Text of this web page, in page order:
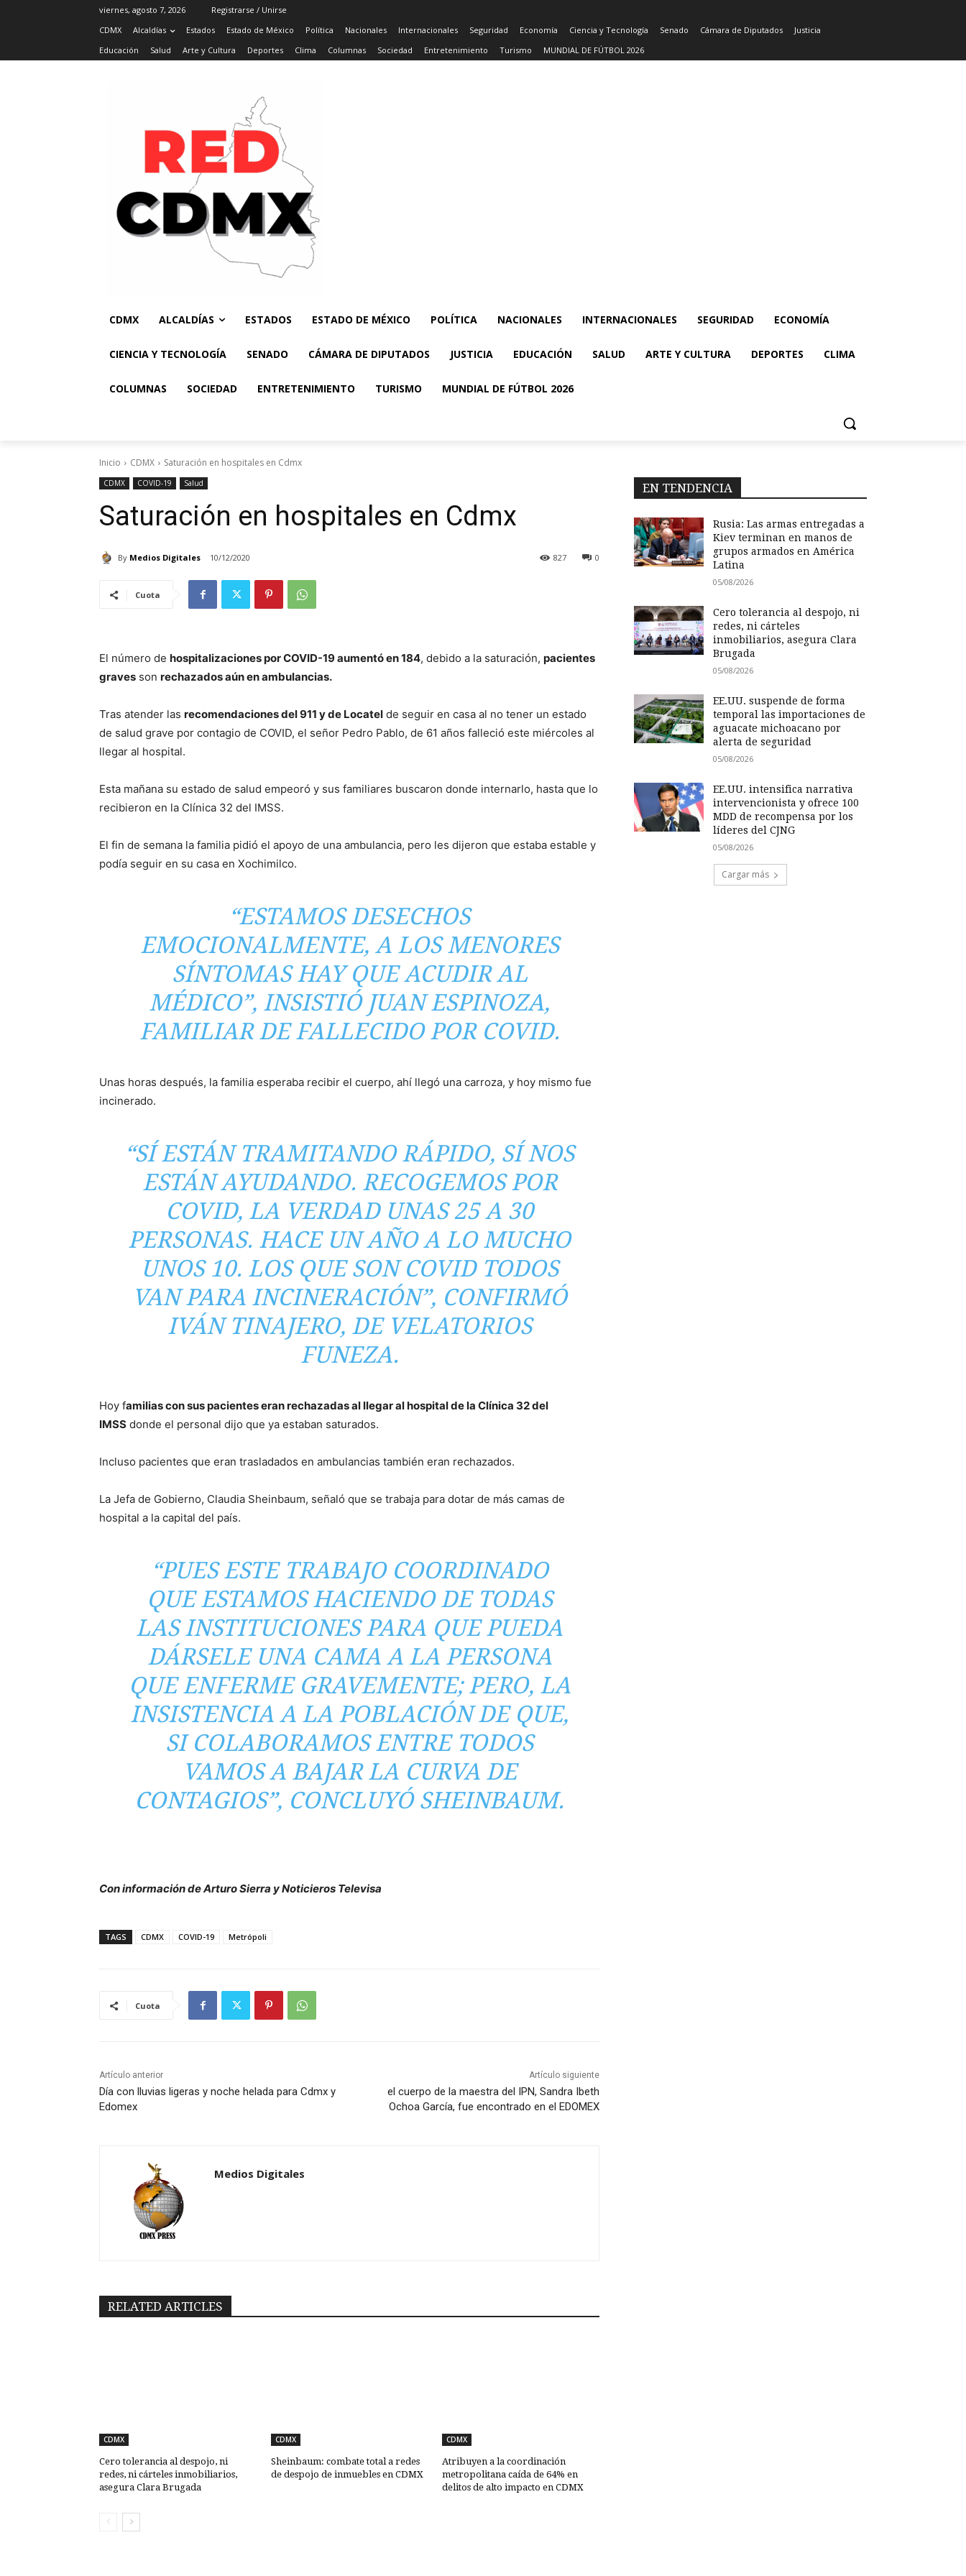
viernes, agosto 7, 2026
Registrarse / Unirse
CDMX
Alcaldías Estados Estado de México Política Nacionales Internacionales Seguridad Economía Ciencia y Tecnología Senado Cámara de Diputados
Justicia
Educación
Salud Arte y Cultura Deportes Clima Columnas Sociedad Entretenimiento Turismo MUNDIAL DE FÚTBOL 2026
CDMX ALCALDÍAS ESTADOS ESTADO DE MÉXICO POLÍTICA NACIONALES INTERNACIONALES SEGURIDAD ECONOMÍA
CIENCIA Y TECNOLOGÍA SENADO CÁMARA DE DIPUTADOS JUSTICIA EDUCACIÓN SALUD ARTE Y CULTURA DEPORTES CLIMA
COLUMNAS SOCIEDAD ENTRETENIMIENTO TURISMO MUNDIAL DE FÚTBOL 2026
Inicio CDMX Saturación en hospitales en Cdmx
CDMX COVID-19 Salud
Saturación en hospitales en Cdmx
By Medios Digitales 10/12/2020 0
827
Cuota
El número de hospitalizaciones por COVID-19 aumentó en 184, debido a la saturación, pacientes
graves son rechazados aún en ambulancias.
Tras atender las recomendaciones del 911 y de Locatel de seguir en casa al no tener un estado
de salud grave por contagio de COVID, el señor Pedro Pablo, de 61 años falleció este miércoles al
llegar al hospital.
Esta mañana su estado de salud empeoró y sus familiares buscaron donde internarlo, hasta que lo
recibieron en la Clínica 32 del IMSS.
El fin de semana la familia pidió el apoyo de una ambulancia, pero les dijeron que estaba estable y
podía seguir en su casa en Xochimilco.
“ESTAMOS DESECHOS
EMOCIONALMENTE, A LOS MENORES
SÍNTOMAS HAY QUE ACUDIR AL
MÉDICO”, INSISTIÓ JUAN ESPINOZA,
FAMILIAR DE FALLECIDO POR COVID.
Unas horas después, la familia esperaba recibir el cuerpo, ahí llegó una carroza, y hoy mismo fue
incinerado.
“SÍ ESTÁN TRAMITANDO RÁPIDO, SÍ NOS
ESTÁN AYUDANDO. RECOGEMOS POR
COVID, LA VERDAD UNAS 25 A 30
PERSONAS. HACE UN AÑO A LO MUCHO
UNOS 10. LOS QUE SON COVID TODOS
VAN PARA INCINERACIÓN”, CONFIRMÓ
IVÁN TINAJERO, DE VELATORIOS
FUNEZA.
Hoy familias con sus pacientes eran rechazadas al llegar al hospital de la Clínica 32 del
IMSS donde el personal dijo que ya estaban saturados.
Incluso pacientes que eran trasladados en ambulancias también eran rechazados.
La Jefa de Gobierno, Claudia Sheinbaum, señaló que se trabaja para dotar de más camas de
hospital a la capital del país.
“PUES ESTE TRABAJO COORDINADO
QUE ESTAMOS HACIENDO DE TODAS
LAS INSTITUCIONES PARA QUE PUEDA
DÁRSELE UNA CAMA A LA PERSONA
QUE ENFERME GRAVEMENTE; PERO, LA
INSISTENCIA A LA POBLACIÓN DE QUE,
SI COLABORAMOS ENTRE TODOS
VAMOS A BAJAR LA CURVA DE
CONTAGIOS”, CONCLUYÓ SHEINBAUM.
Con información de Arturo Sierra y Noticieros Televisa
TAGS CDMX COVID-19 Metrópoli
Cuota
Artículo anterior
Día con lluvias ligeras y noche helada para Cdmx y
Edomex
Artículo siguiente
el cuerpo de la maestra del IPN, Sandra Ibeth
Ochoa García, fue encontrado en el EDOMEX
Medios Digitales
RELATED ARTICLES
CDMX
Cero tolerancia al despojo, ni
redes, ni cárteles inmobiliarios,
asegura Clara Brugada
CDMX
Sheinbaum: combate total a redes
de despojo de inmuebles en CDMX
CDMX
Atribuyen a la coordinación
metropolitana caída de 64% en
delitos de alto impacto en CDMX
EN TENDENCIA
Rusia: Las armas entregadas a
Kiev terminan en manos de
grupos armados en América
Latina
05/08/2026
Cero tolerancia al despojo, ni
redes, ni cárteles
inmobiliarios, asegura Clara
Brugada
05/08/2026
EE.UU. suspende de forma
temporal las importaciones de
aguacate michoacano por
alerta de seguridad
05/08/2026
EE.UU. intensifica narrativa
intervencionista y ofrece 100
MDD de recompensa por los
líderes del CJNG
05/08/2026
Cargar más